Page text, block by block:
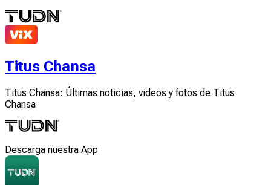
Titus Chansa
Titus Chansa: Últimas noticias, videos y fotos de Titus
Chansa
Descarga nuestra App